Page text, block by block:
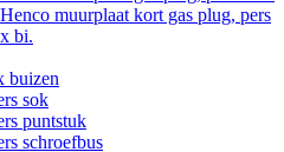
Henco muurplaat kort gas plug, pers
x bi.
buizen
sok
puntstuk
schroefbus